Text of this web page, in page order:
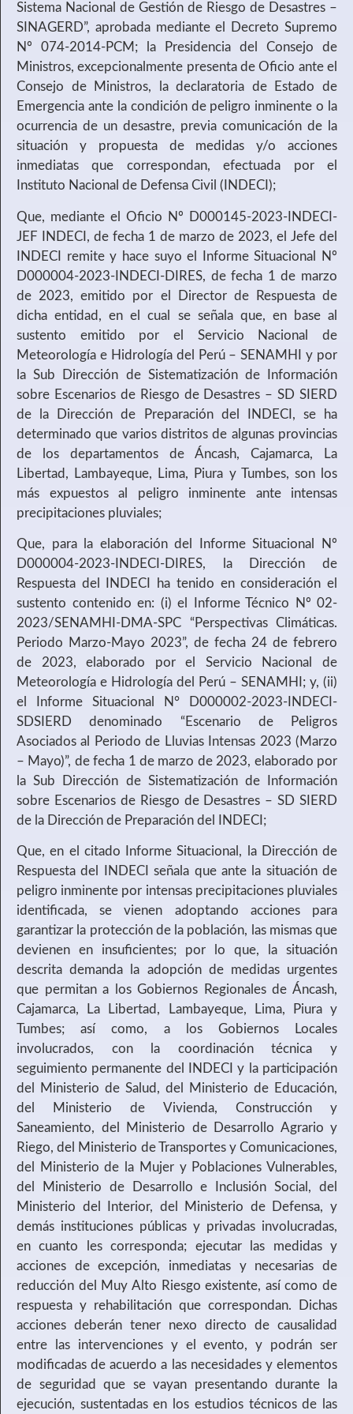
Sistema Nacional de Gestión de Riesgo de Desastres –
SINAGERD”, aprobada mediante el Decreto Supremo
Nº 074-2014-PCM; la Presidencia del Consejo de
Ministros, excepcionalmente presenta de Oficio ante el
Consejo de Ministros, la declaratoria de Estado de
Emergencia ante la condición de peligro inminente o la
ocurrencia de un desastre, previa comunicación de la
situación y propuesta de medidas y/o acciones
inmediatas que correspondan, efectuada por el
Instituto Nacional de Defensa Civil (INDECI);
Que, mediante el Oficio Nº D000145-2023-INDECI-
JEF INDECI, de fecha 1 de marzo de 2023, el Jefe del
INDECI remite y hace suyo el Informe Situacional Nº
D000004-2023-INDECI-DIRES, de fecha 1 de marzo
de 2023, emitido por el Director de Respuesta de
dicha entidad, en el cual se señala que, en base al
sustento emitido por el Servicio Nacional de
Meteorología e Hidrología del Perú – SENAMHI y por
la Sub Dirección de Sistematización de Información
sobre Escenarios de Riesgo de Desastres – SD SIERD
de la Dirección de Preparación del INDECI, se ha
determinado que varios distritos de algunas provincias
de los departamentos de Áncash, Cajamarca, La
Libertad, Lambayeque, Lima, Piura y Tumbes, son los
más expuestos al peligro inminente ante intensas
precipitaciones pluviales;
Que, para la elaboración del Informe Situacional Nº
D000004-2023-INDECI-DIRES, la Dirección de
Respuesta del INDECI ha tenido en consideración el
sustento contenido en: (i) el Informe Técnico Nº 02-
2023/SENAMHI-DMA-SPC “Perspectivas Climáticas.
Periodo Marzo-Mayo 2023”, de fecha 24 de febrero
de 2023, elaborado por el Servicio Nacional de
Meteorología e Hidrología del Perú – SENAMHI; y, (ii)
el Informe Situacional N° D000002-2023-INDECI-
SDSIERD denominado “Escenario de Peligros
Asociados al Periodo de Lluvias Intensas 2023 (Marzo
– Mayo)”, de fecha 1 de marzo de 2023, elaborado por
la Sub Dirección de Sistematización de Información
sobre Escenarios de Riesgo de Desastres – SD SIERD
de la Dirección de Preparación del INDECI;
Que, en el citado Informe Situacional, la Dirección de
Respuesta del INDECI señala que ante la situación de
peligro inminente por intensas precipitaciones pluviales
identificada, se vienen adoptando acciones para
garantizar la protección de la población, las mismas que
devienen en insuficientes; por lo que, la situación
descrita demanda la adopción de medidas urgentes
que permitan a los Gobiernos Regionales de Áncash,
Cajamarca, La Libertad, Lambayeque, Lima, Piura y
Tumbes; así como, a los Gobiernos Locales
involucrados, con la coordinación técnica y
seguimiento permanente del INDECI y la participación
del Ministerio de Salud, del Ministerio de Educación,
del Ministerio de Vivienda, Construcción y
Saneamiento, del Ministerio de Desarrollo Agrario y
Riego, del Ministerio de Transportes y Comunicaciones,
del Ministerio de la Mujer y Poblaciones Vulnerables,
del Ministerio de Desarrollo e Inclusión Social, del
Ministerio del Interior, del Ministerio de Defensa, y
demás instituciones públicas y privadas involucradas,
en cuanto les corresponda; ejecutar las medidas y
acciones de excepción, inmediatas y necesarias de
reducción del Muy Alto Riesgo existente, así como de
respuesta y rehabilitación que correspondan. Dichas
acciones deberán tener nexo directo de causalidad
entre las intervenciones y el evento, y podrán ser
modificadas de acuerdo a las necesidades y elementos
de seguridad que se vayan presentando durante la
ejecución, sustentadas en los estudios técnicos de las